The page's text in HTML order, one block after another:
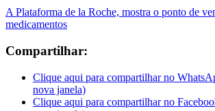
A Plataforma de la Roche, mostra o ponto de
medicamentos
Compartilhar:
Clique aqui para compartilhar no
nova janela)
Clique aqui para compartilhar no